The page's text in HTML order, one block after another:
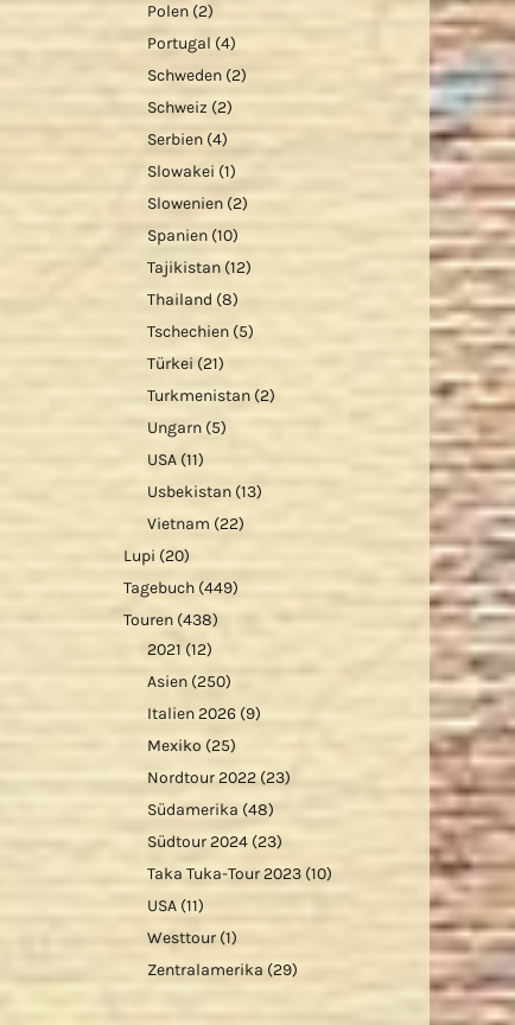
Polen (2)
Portugal (4)
Schweden (2)
Schweiz (2)
Serbien (4)
Slowakei (1)
Slowenien (2)
Spanien (10)
Tajikistan (12)
Thailand (8)
Tschechien (5)
Türkei (21)
Turkmenistan (2)
Ungarn (5)
USA (11)
Usbekistan (13)
Vietnam (22)
Lupi (20)
Tagebuch (449)
Touren (438)
2021 (12)
Asien (250)
Italien 2026 (9)
Mexiko (25)
Nordtour 2022 (23)
Südamerika (48)
Südtour 2024 (23)
Taka Tuka-Tour 2023 (10)
USA (11)
Westtour (1)
Zentralamerika (29)